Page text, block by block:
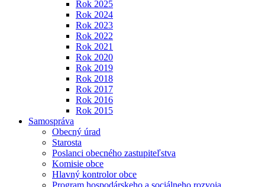
Rok 2025
Rok 2024
Rok 2023
Rok 2022
Rok 2021
Rok 2020
Rok 2019
Rok 2018
Rok 2017
Rok 2016
Rok 2015
Samospráva
Obecný úrad
Starosta
Poslanci obecného zastupiteľstva
Komisie obce
Hlavný kontrolor obce
Program hospodárskeho a sociálneho rozvoja